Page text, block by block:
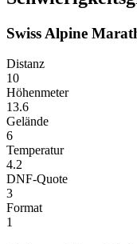
Swiss Alpine
Distanz
10
Höhenmeter
13.6
Gelände
6
Temperatur
4.2
DNF-Quote
3
Format
1